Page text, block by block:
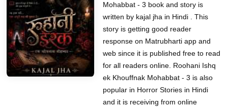
Mohabbat - 3 book and story is
written by kajal jha in Hindi . This
story is getting good reader
response on Matrubharti app and
web since it is published free to read
for all readers online. Roohani Ishq
ek Khouffnak Mohabbat - 3 is also
popular in Horror Stories in Hindi
and it is receiving from online